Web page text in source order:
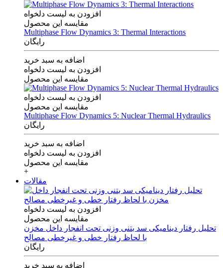
افزودن به لیست دلخواه
مقایسه این محصول
Multiphase Flow Dynamics 3: Thermal Interactions
رایگان
اضافه به سبد خرید
افزودن به لیست دلخواه
مقایسه این محصول
افزودن به لیست دلخواه
مقایسه این محصول
Multiphase Flow Dynamics 5: Nuclear Thermal Hydraulics
رایگان
اضافه به سبد خرید
افزودن به لیست دلخواه
مقایسه این محصول
+
مقالات
افزودن به لیست دلخواه
مقایسه این محصول
تحلیل رفتار دینامیکی سد بتنی وزنی تحت انفجار داخل مخزن
با لحاظ رفتار خطی و غیرخطی مصالح
رایگان
اضافه به سبد خرید